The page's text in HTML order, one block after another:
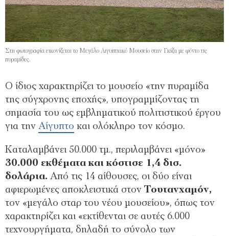
Στη φωτογραφία εικονίζεται το Μεγάλο Aιγυπτιακό Μουσείο στην Γκίζα με φόντο τις
πυραμίδες.
Ο ίδιος χαρακτηρίζει το μουσείο «την πυραμίδα
της σύγχρονης εποχής», υπογραμμίζοντας τη
σημασία του ως εμβληματικού πολιτιστικού έργου
για την Αίγυπτο και ολόκληρο τον κόσμο.
Καταλαμβάνει 50.000 τμ., περιλαμβάνει «μόνο»
30.000 εκθέματα και κόστισε 1,4 δισ.
δολάρια. Από τις 14 αίθουσες, οι δύο είναι
αφιερωμένες αποκλειστικά στον Τουτανχαμόν,
τον «μεγάλο σταρ του νέου μουσείου», όπως τον
χαρακτηρίζει και «εκτίθενται σε αυτές 6.000
τεχνουργήματα, δηλαδή το σύνολο των